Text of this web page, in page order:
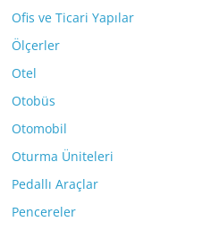
Ofis ve Ticari Yapılar
Ölçerler
Otel
Otobüs
Otomobil
Oturma Üniteleri
Pedallı Araçlar
Pencereler